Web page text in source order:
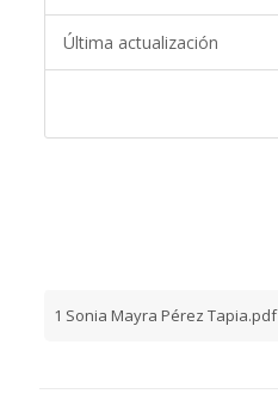
Última actualización
1 Sonia Mayra Pérez Tapia.pdf